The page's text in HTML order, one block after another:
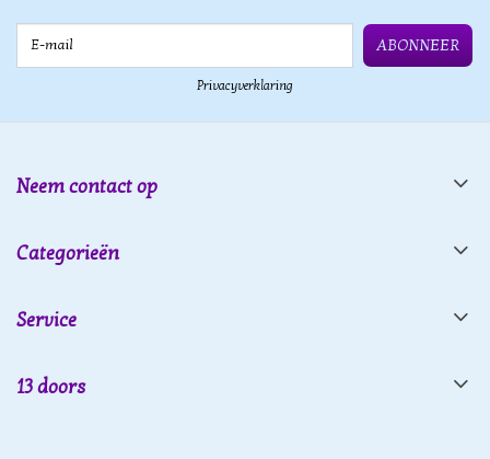
ABONNEER
Privacyverklaring
Neem contact op
Categorieën
Service
13 doors